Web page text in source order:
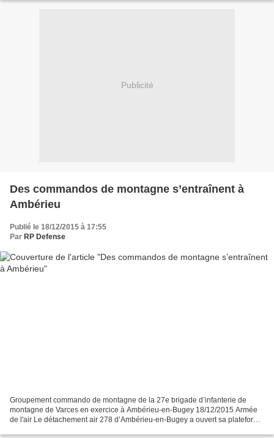
Publicité
Des commandos de montagne s’entraînent à
Ambérieu
Publié le 18/12/2015 à 17:55
Par RP Defense
Groupement commando de montagne de la 27e brigade d’infanterie de
montagne de Varces en exercice à Ambérieu-en-Bugey 18/12/2015 Armée
de l'air Le détachement air 278 d’Ambérieu-en-Bugey a ouvert sa plateforme